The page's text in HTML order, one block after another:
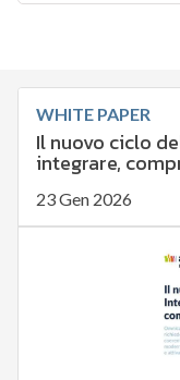
WHITE PAPER
Il nuovo ciclo
integrare,
23 Gen 2026